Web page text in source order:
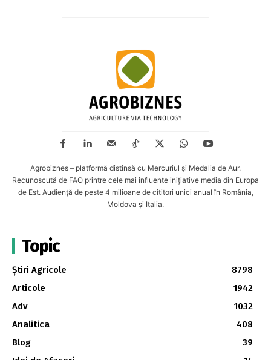
Agrobiznes – platformă distinsă cu Mercuriul și Medalia de Aur.
Recunoscută de FAO printre cele mai influente inițiative media din Europa
de Est. Audiență de peste 4 milioane de cititori unici anual în România,
Moldova și Italia.
Topic
Știri Agricole
8798
Articole
1942
Adv
1032
Analitica
408
Blog
39